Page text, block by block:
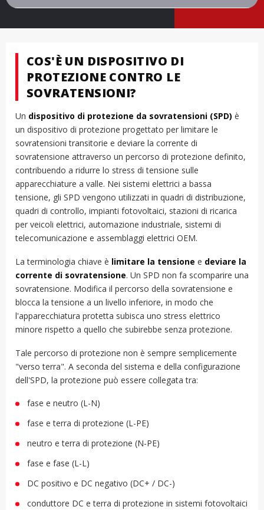
COS'È UN DISPOSITIVO DI
PROTEZIONE CONTRO LE
SOVRATENSIONI?
Un dispositivo di protezione da sovratensioni (SPD) è
un dispositivo di protezione progettato per limitare le
sovratensioni transitorie e deviare la corrente di
sovratensione attraverso un percorso di protezione definito,
contribuendo a ridurre lo stress di tensione sulle
apparecchiature a valle. Nei sistemi elettrici a bassa
tensione, gli SPD vengono utilizzati in quadri di distribuzione,
quadri di controllo, impianti fotovoltaici, stazioni di ricarica
per veicoli elettrici, automazione industriale, sistemi di
telecomunicazione e assemblaggi elettrici OEM.
La terminologia chiave è limitare la tensione e deviare la
corrente di sovratensione. Un SPD non fa scomparire una
sovratensione. Modifica il percorso della sovratensione e
blocca la tensione a un livello inferiore, in modo che
l'apparecchiatura protetta subisca uno stress elettrico
minore rispetto a quello che subirebbe senza protezione.
Tale percorso di protezione non è sempre semplicemente
"verso terra". A seconda del sistema e della configurazione
dell'SPD, la protezione può essere collegata tra:
fase e neutro (L-N)
fase e terra di protezione (L-PE)
neutro e terra di protezione (N-PE)
fase e fase (L-L)
DC positivo e DC negativo (DC+ / DC-)
conduttore DC e terra di protezione in sistemi fotovoltaici